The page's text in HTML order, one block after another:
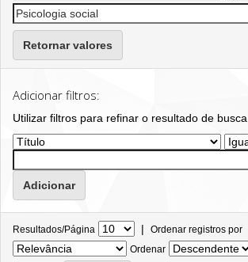
Retornar valores
Adicionar filtros:
Utilizar filtros para refinar o resultado de busca.
Resultados/Página | Ordenar registros por
Ordenar